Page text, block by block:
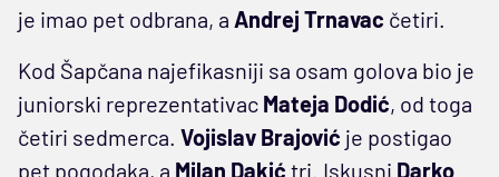
je imao pet odbrana, a Andrej Trnavac četiri.
Kod Šapčana najefikasniji sa osam golova bio je
juniorski reprezentativac Mateja Dodić, od toga
četiri sedmerca. Vojislav Brajović je postigao
pet pogodaka, a Milan Dakić tri. Iskusni Darko